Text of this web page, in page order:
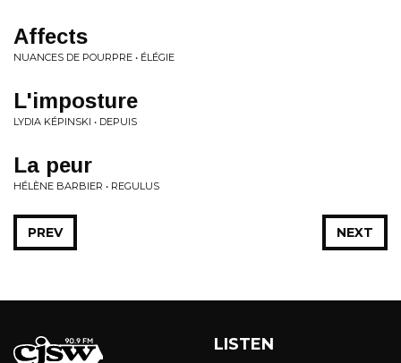
Affects
NUANCES DE POURPRE • ÉLÉGIE
L'imposture
LYDIA KÉPINSKI • DEPUIS
La peur
HÉLÈNE BARBIER • REGULUS
NEXT
PREV
LISTEN